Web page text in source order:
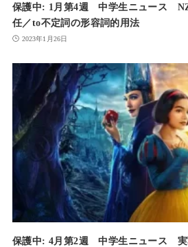
保護中: 1月第4週 中学生ニュース
任／to不定詞の形容詞的用法
2023年1月26日
保護中: 4月第2週 中学生ニュース 実